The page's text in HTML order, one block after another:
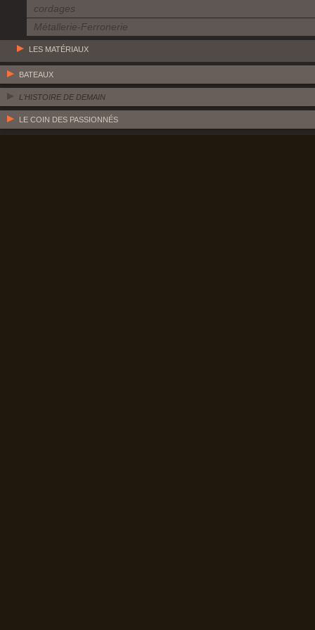
cordages
Métallerie-Ferronerie
LES MATÉRIAUX
BATEAUX
L'HISTOIRE DE DEMAIN
LE COIN DES PASSIONNÉS